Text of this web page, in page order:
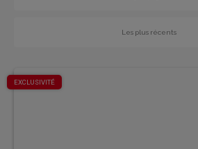
Les plus récents
EXCLUSIVITÉ